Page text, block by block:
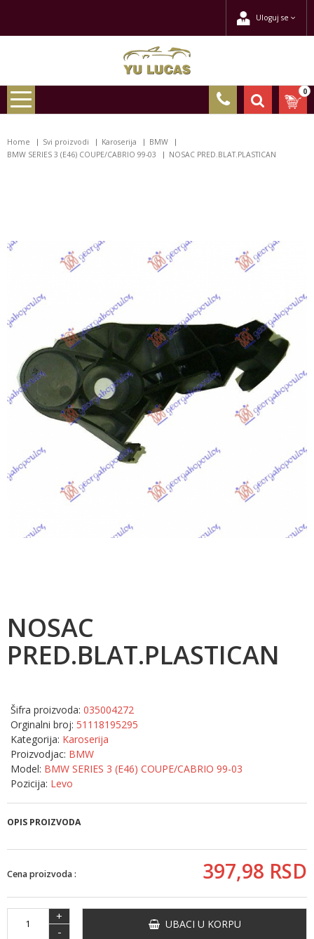
Uloguj se
0
Home Svi proizvodi Karoserija
BMW
BMW SERIES 3 (E46) COUPE/CABRIO 99-03
NOSAC PRED.BLAT.PLASTICAN
NOSAC
PRED.BLAT.PLASTICAN
Šifra proizvoda: 035004272
Orginalni broj: 51118195295
Kategorija: Karoserija
Proizvodjac: BMW
Model: BMW SERIES 3 (E46) COUPE/CABRIO 99-03
Pozicija: Levo
OPIS PROIZVODA
Cena proizvoda : 397,98 RSD
+
-
UBACI U KORPU